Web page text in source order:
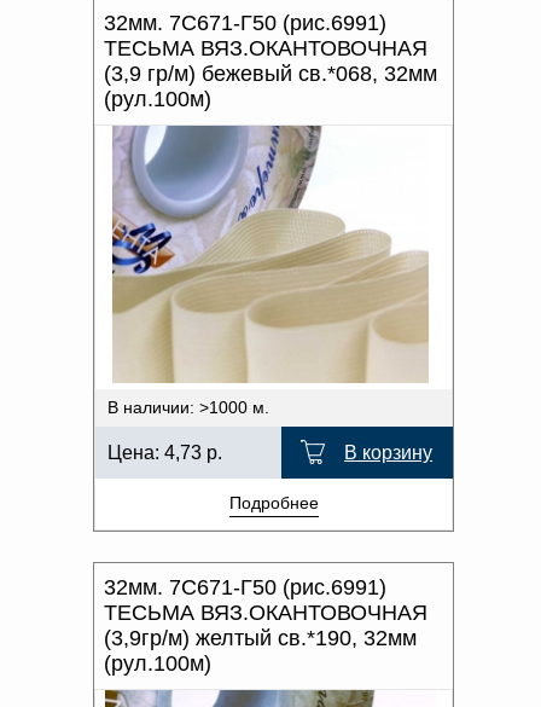
32мм. 7С671-Г50 (рис.6991)
ТЕСЬМА ВЯЗ.ОКАНТОВОЧНАЯ
(3,9 гр/м) бежевый св.*068, 32мм
(рул.100м)
В наличии: >1000 м.
Цена: 4,73 р. В корзину
Подробнее
32мм. 7С671-Г50 (рис.6991)
ТЕСЬМА ВЯЗ.ОКАНТОВОЧНАЯ
(3,9гр/м) желтый св.*190, 32мм
(рул.100м)